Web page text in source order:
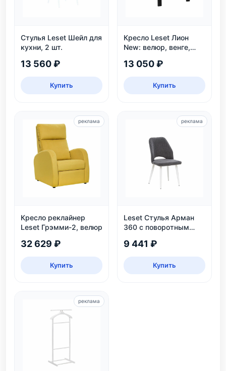
Стулья Leset Шейл для
кухни, 2 шт.
13 560 ₽
Купить
Кресло Leset Лион
New: велюр, венге,
нагрузка 120 кг
13 050 ₽
Купить
Кресло реклайнер
Leset Грэмми-2, велюр
32 629 ₽
Купить
реклама
Leset Стулья Арман
360 с поворотным
9 441 ₽
Купить
реклама
реклама